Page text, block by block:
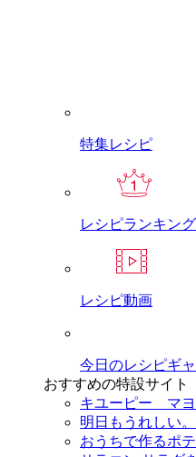
特集レシピ
レシピランキング
レシピ動画
今日のレシピギ
おすすめの特設サイト
キユーピー マヨ
明日もうれしい
おうちで作るポ